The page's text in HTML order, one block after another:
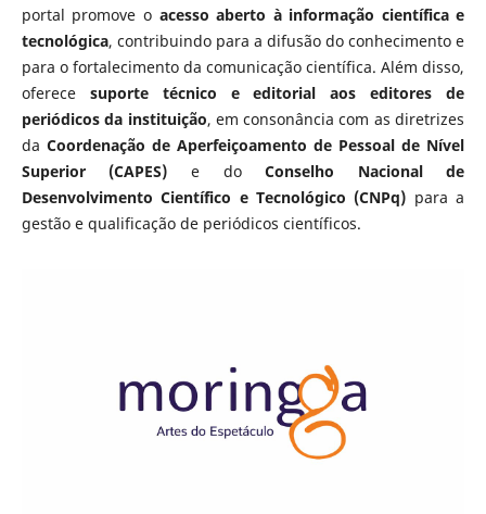
portal promove o acesso aberto à informação científica e
tecnológica, contribuindo para a difusão do conhecimento e
para o fortalecimento da comunicação científica. Além disso,
oferece suporte técnico e editorial aos editores de
periódicos da instituição, em consonância com as diretrizes
da Coordenação de Aperfeiçoamento de Pessoal de Nível
Superior (CAPES) e doConselho Nacional de
Desenvolvimento Científico e Tecnológico (CNPq) para a
gestão e qualificação de periódicos científicos.